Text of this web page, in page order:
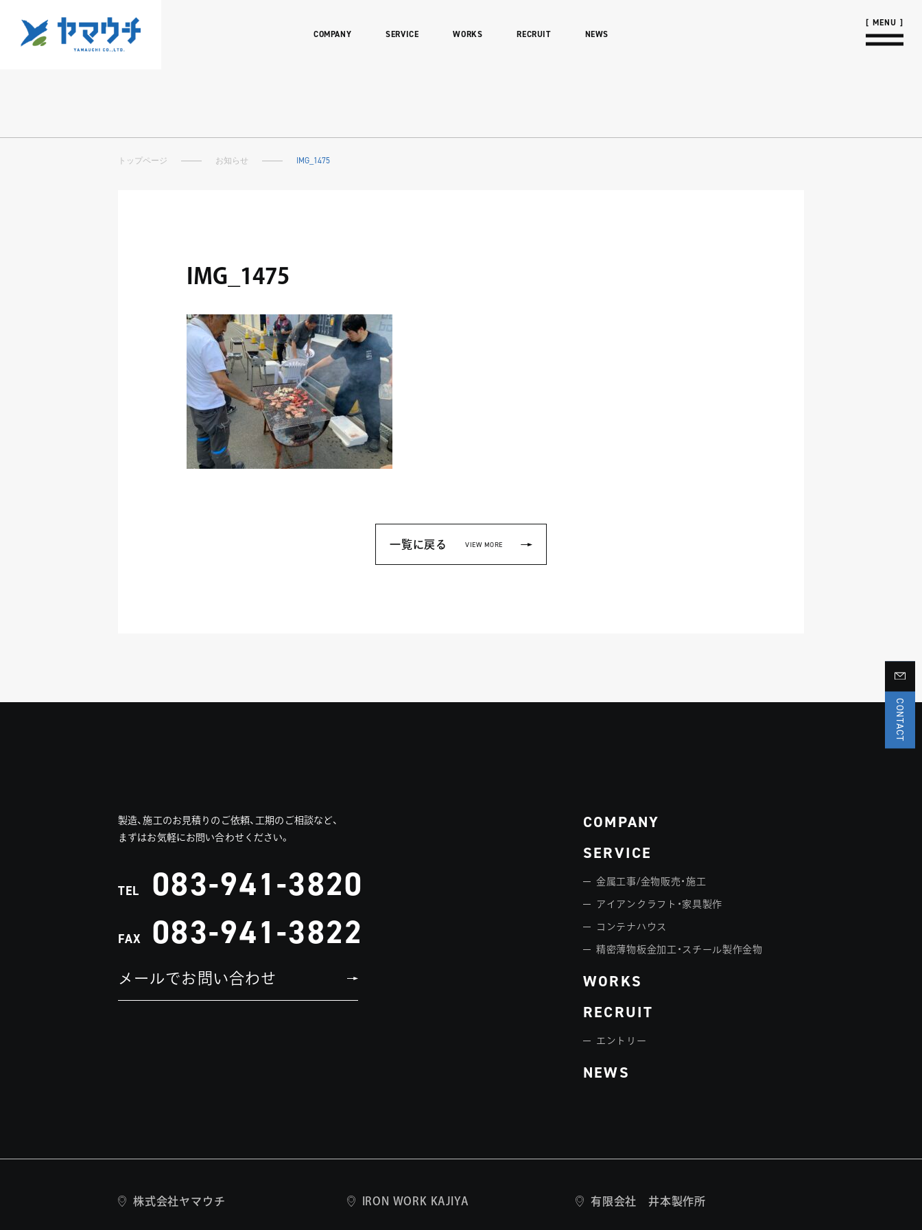
COMPANY SERVICE WORKS RECRUIT NEWS
トップページ お知らせ IMG_1475
IMG_1475
一覧に戻る VIEW MORE
CONTACT
製造、施工のお見積りのご依頼、工期のご相談など、
まずはお気軽にお問い合わせください。
TEL 083-941-3820
FAX 083-941-3822
メールでお問い合わせ
COMPANY
SERVICE
金属工事/金物販売・施工
アイアンクラフト・家具製作
コンテナハウス
精密薄物板金加工・スチール製作金物
WORKS
RECRUIT
エントリー
NEWS
株式会社ヤマウチ IRON WORK KAJIYA 有限会社 井本製作所